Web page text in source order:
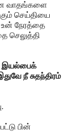
வாதங்களை
செய்தியை
உன் நேரத்தை
செலுத்தி
இயல்பைக்
நீ சுதந்திரம்
பின்